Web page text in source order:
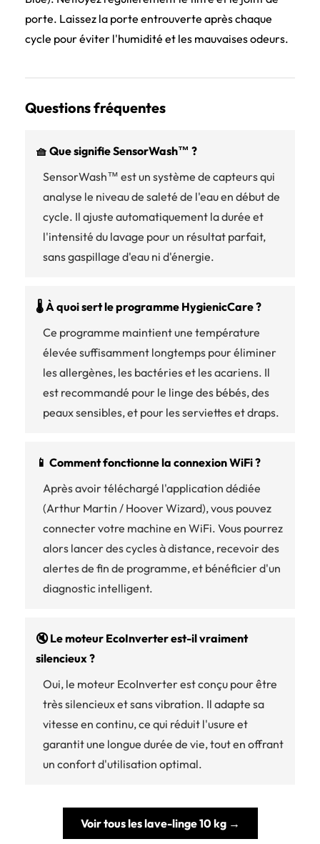
porte. Laissez la porte entrouverte après chaque
cycle pour éviter l'humidité et les mauvaises odeurs.
Questions fréquentes
🧺 Que signifie SensorWash™ ?
SensorWash™ est un système de capteurs qui
analyse le niveau de saleté de l'eau en début de
cycle. Il ajuste automatiquement la durée et
l'intensité du lavage pour un résultat parfait,
sans gaspillage d'eau ni d'énergie.
🌡️ À quoi sert le programme HygienicCare ?
Ce programme maintient une température
élevée suffisamment longtemps pour éliminer
les allergènes, les bactéries et les acariens. Il
est recommandé pour le linge des bébés, des
peaux sensibles, et pour les serviettes et draps.
📱 Comment fonctionne la connexion WiFi ?
Après avoir téléchargé l'application dédiée
(Arthur Martin / Hoover Wizard), vous pouvez
connecter votre machine en WiFi. Vous pourrez
alors lancer des cycles à distance, recevoir des
alertes de fin de programme, et bénéficier d'un
diagnostic intelligent.
🔇 Le moteur EcoInverter est-il vraiment
silencieux ?
Oui, le moteur EcoInverter est conçu pour être
très silencieux et sans vibration. Il adapte sa
vitesse en continu, ce qui réduit l'usure et
garantit une longue durée de vie, tout en offrant
un confort d'utilisation optimal.
Voir tous les lave-linge 10 kg →